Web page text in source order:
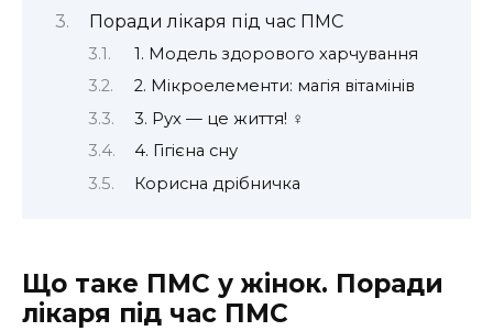
Поради лікаря під час ПМС
1. Модель здорового харчування
2. Мікроелементи: магія вітамінів
3. Рух — це життя! ‍♀️
4. Гігієна сну
Корисна дрібничка
Що таке ПМС у жінок. Поради
лікаря під час ПМС